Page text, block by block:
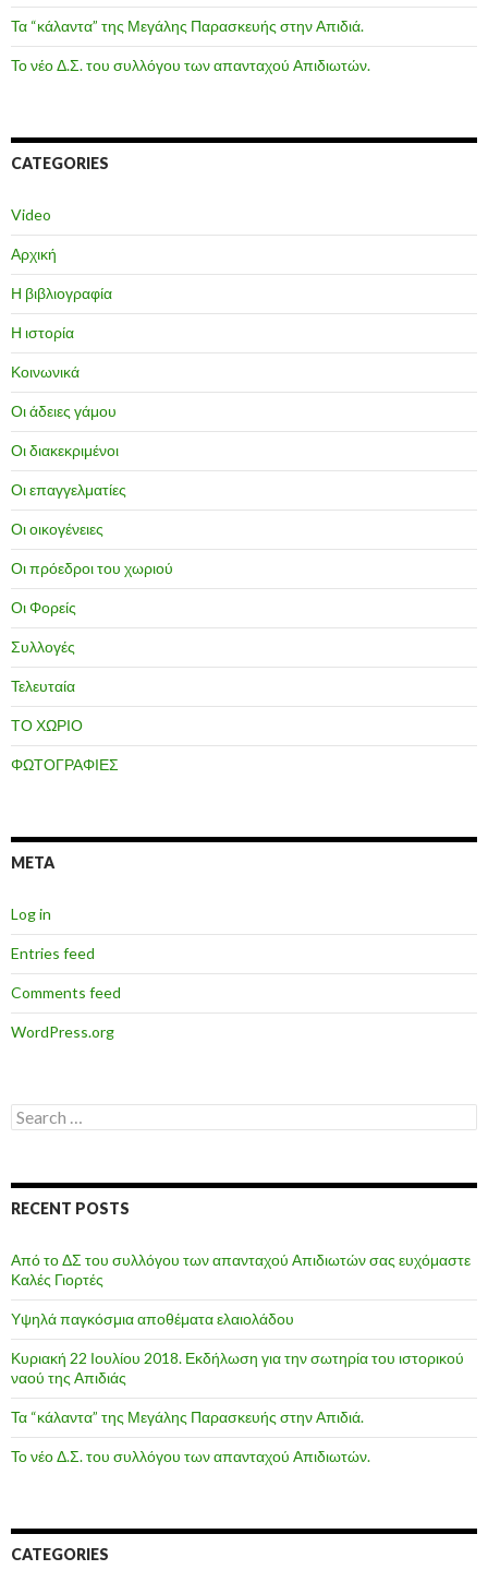
Τα “κάλαντα” της Μεγάλης Παρασκευής στην Απιδιά.
Το νέο Δ.Σ. του συλλόγου των απανταχού Απιδιωτών.
CATEGORIES
Video
Αρχική
Η βιβλιογραφία
Η ιστορία
Κοινωνικά
Οι άδειες γάμου
Οι διακεκριμένοι
Οι επαγγελματίες
Οι οικογένειες
Οι πρόεδροι του χωριού
Οι Φορείς
Συλλογές
Τελευταία
ΤΟ ΧΩΡΙΟ
ΦΩΤΟΓΡΑΦΙΕΣ
META
Log in
Entries feed
Comments feed
WordPress.org
Search
for:
RECENT POSTS
Από το ΔΣ του συλλόγου των απανταχού Απιδιωτών σας ευχόμαστε
Καλές Γιορτές
Υψηλά παγκόσμια αποθέματα ελαιολάδου
Κυριακή 22 Ιουλίου 2018. Εκδήλωση για την σωτηρία του ιστορικού
ναού της Απιδιάς
Τα “κάλαντα” της Μεγάλης Παρασκευής στην Απιδιά.
Το νέο Δ.Σ. του συλλόγου των απανταχού Απιδιωτών.
CATEGORIES